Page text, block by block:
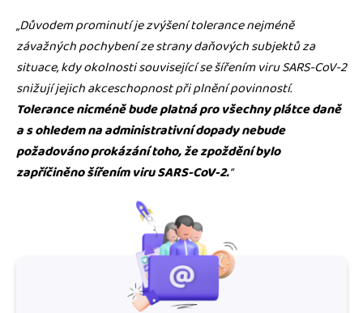
„Důvodem prominutí je zvýšení tolerance nejméně
závažných pochybení ze strany daňových subjektů za
situace, kdy okolnosti související se šířením viru SARS-CoV-2
snižují jejich akceschopnost při plnění povinností.
Tolerance nicméně bude platná pro všechny plátce daně
a s ohledem na administrativní dopady nebude
požadováno prokázání toho, že zpoždění bylo
zapříčiněno šířením viru SARS-CoV-2.“